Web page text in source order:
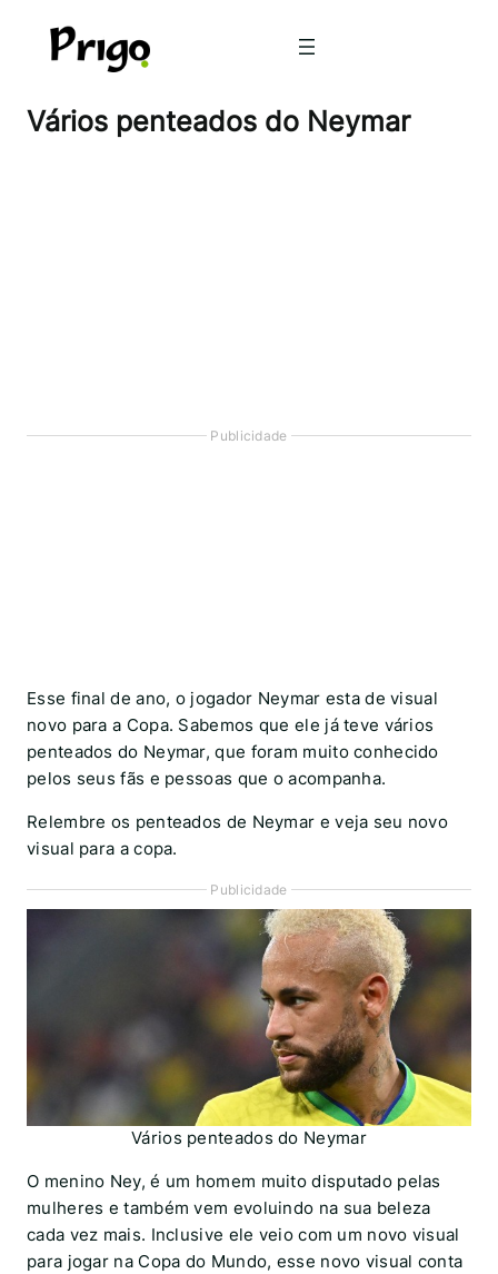
Vários penteados do Neymar
Publicidade
Esse final de ano, o jogador Neymar esta de visual
novo para a Copa. Sabemos que ele já teve vários
penteados do Neymar, que foram muito conhecido
pelos seus fãs e pessoas que o acompanha.
Relembre os penteados de Neymar e veja seu novo
visual para a copa.
Publicidade
Vários penteados do Neymar
O menino Ney, é um homem muito disputado pelas
mulheres e também vem evoluindo na sua beleza
cada vez mais. Inclusive ele veio com um novo visual
para jogar na Copa do Mundo, esse novo visual conta